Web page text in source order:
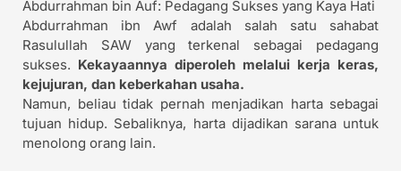
Abdurrahman bin Auf: Pedagang Sukses yang Kaya Hati
Abdurrahman ibn Awf adalah salah satu sahabat
Rasulullah SAW yang terkenal sebagai pedagang
sukses. Kekayaannya diperoleh melalui kerja keras,
kejujuran, dan keberkahan usaha.
Namun, beliau tidak pernah menjadikan harta sebagai
tujuan hidup. Sebaliknya, harta dijadikan sarana untuk
menolong orang lain.